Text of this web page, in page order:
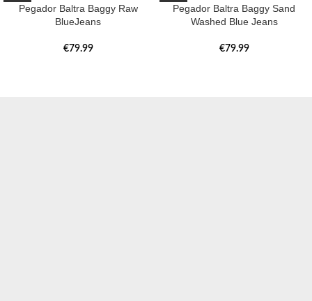
Pegador Baltra Baggy Raw
BlueJeans
€79.99
Pegador Baltra Baggy Sand
Washed Blue Jeans
€79.99